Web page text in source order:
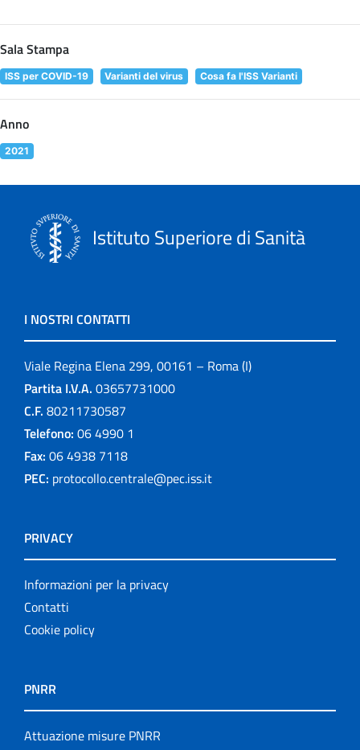
Sala Stampa
ISS per COVID-19 Varianti del virus Cosa fa l'ISS Varianti
Anno
2021
Istituto Superiore di Sanità
I NOSTRI CONTATTI
Viale Regina Elena 299, 00161 – Roma (I)
Partita I.V.A. 03657731000
C.F. 80211730587
Telefono: 06 4990 1
Fax: 06 4938 7118
PEC: protocollo.centrale@pec.iss.it
PRIVACY
Informazioni per la privacy
Contatti
Cookie policy
PNRR
Attuazione misure PNRR